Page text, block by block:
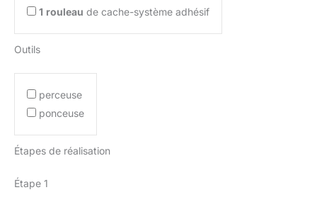
1 rouleau de cache-système adhésif
Outils
perceuse
ponceuse
Étapes de réalisation
Étape 1